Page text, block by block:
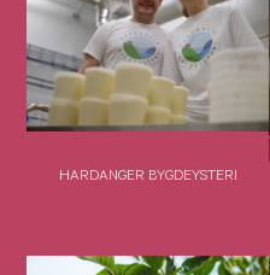
HARDANGER BYGDEYSTERI